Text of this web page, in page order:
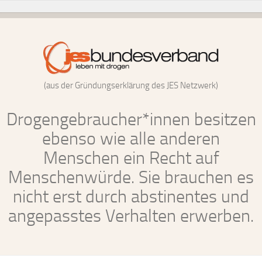
(aus der Gründungserklärung des JES Netzwerk)
Drogengebraucher*innen besitzen
ebenso wie alle anderen
Menschen ein Recht auf
Menschenwürde. Sie brauchen es
nicht erst durch abstinentes und
angepasstes Verhalten erwerben.